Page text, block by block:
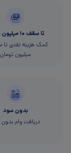
تا سقف ۱۰ میلیون تومان
میلیون تومان
بدون سود
دریافت وام بدون